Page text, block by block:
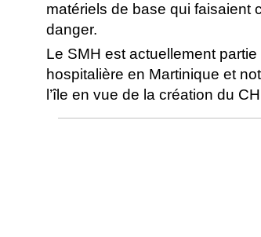
matériels de base qui faisaient
danger.
Le SMH est actuellement
hospitalière en Martinique et
l’île en vue de la création du